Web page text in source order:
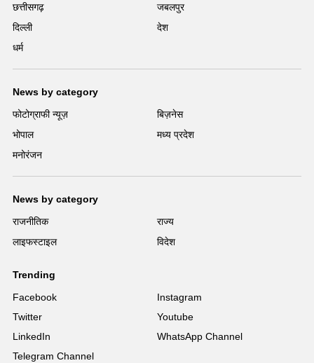
छत्तीसगढ़
जबलपुर
दिल्ली
देश
धर्म
News by category
फोटोग्राफी न्यूज़
बिज़नेस
भोपाल
मध्य प्रदेश
मनोरंजन
News by category
राजनीतिक
राज्य
लाइफस्टाइल
विदेश
Trending
Facebook
Instagram
Twitter
Youtube
LinkedIn
WhatsApp Channel
Telegram Channel